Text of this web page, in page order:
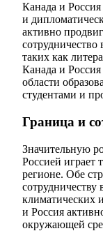
Канада и
и
активно
сотрудничество
таких как
Канада и
области
студентами и
Граница и
Значительную
Россией играет
регионе. Обе
сотрудничеству
климатических
и Россия
окружающей